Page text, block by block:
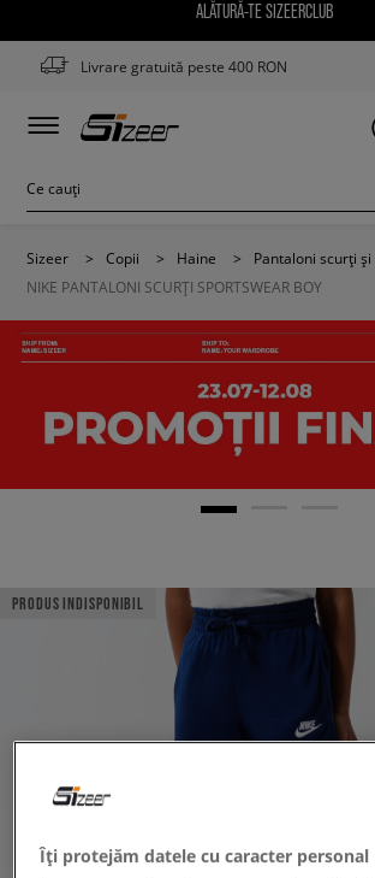
ALĂTURĂ-TE SIZEERCLUB
Livrare gratuită peste 400 RON
Sizeer > Copii > Haine > Pantaloni scurți
NIKE PANTALONI SCURȚI SPORTSWEAR BOY
PRODUS INDISPONIBIL
Îți protejăm datele cu caracter personal